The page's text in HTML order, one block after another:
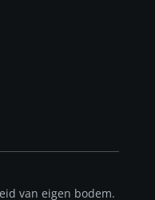
van eigen bodem.